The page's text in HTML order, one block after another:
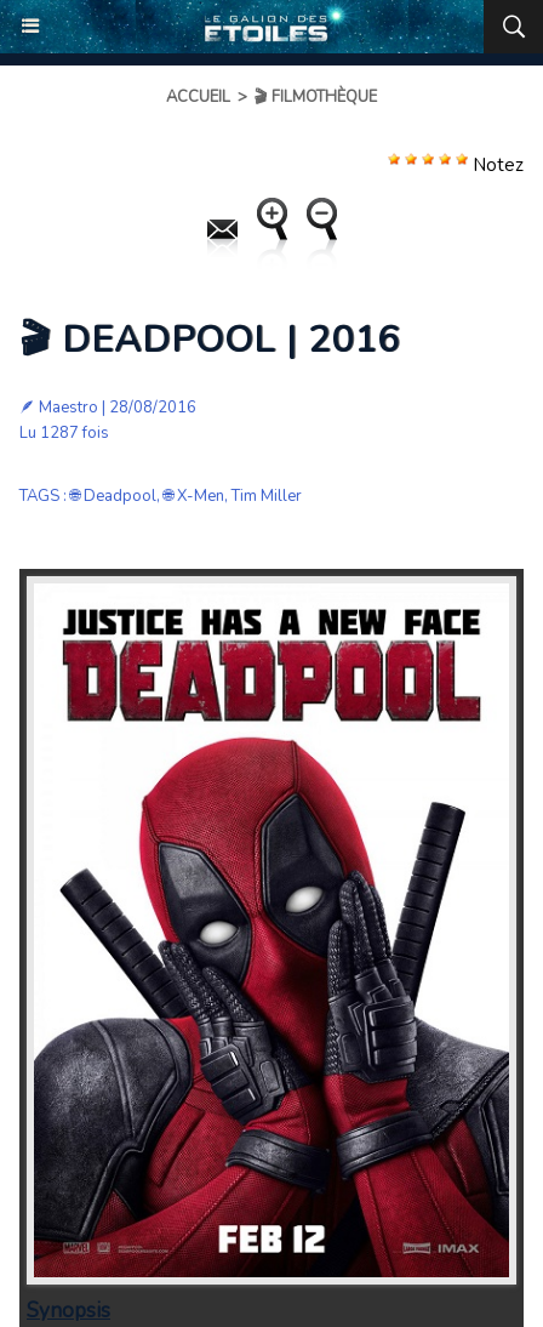
ACCUEIL > 🎬 FILMOTHÈQUE
Notez
🎬 DEADPOOL | 2016
🪶 Maestro | 28/08/2016
Lu 1287 fois
TAGS :🌐 Deadpool,🌐 X-Men,Tim Miller
Synopsis